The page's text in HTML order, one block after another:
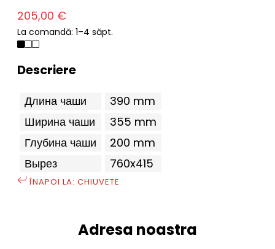
205,00 €
La comandă: 1–4 săpt.
Descriere
Длина чаши
390 mm
Ширина чаши
355 mm
Глубина чаши
200 mm
Вырез
760x415
ÎNAPOI LA: CHIUVETE
Adresa noastra